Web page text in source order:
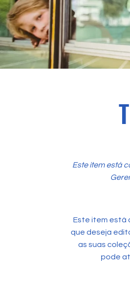
Este item está
Este item está
que deseja
as suas
pode